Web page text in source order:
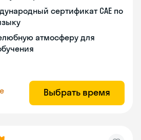
сертификат САЕ по
атмосферу для
Выбрать время